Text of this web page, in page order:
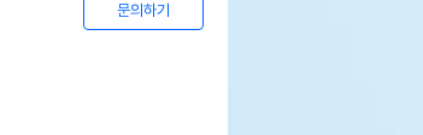
문의하기